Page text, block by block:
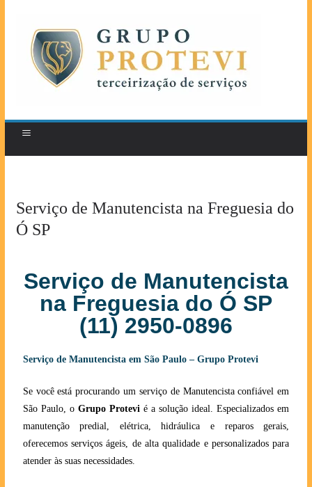
Serviço de Manutencista na Freguesia do
Ó SP
Serviço de Manutencista
na Freguesia do Ó SP
(11) 2950-0896
Serviço de Manutencista em São Paulo – Grupo Protevi
Se você está procurando um serviço de Manutencista confiável em
São Paulo, o Grupo Protevié a solução ideal. Especializados em
manutenção predial, elétrica, hidráulica e reparos gerais,
oferecemos serviços ágeis, de alta qualidade e personalizados para
atender às suas necessidades.